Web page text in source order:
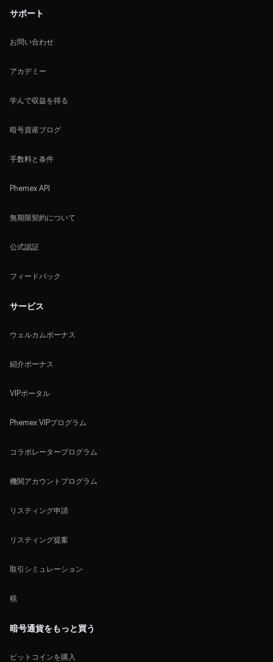
サポート
お問い合わせ
アカデミー
学んで収益を得る
暗号資産ブログ
手数料と条件
Phemex API
無期限契約について
公式認証
フィードバック
サービス
ウェルカムボーナス
紹介ボーナス
VIPポータル
Phemex VIPプログラム
コラボレータープログラム
機関アカウントプログラム
リスティング申請
リスティング提案
取引シミュレーション
税
暗号通貨をもっと買う
ビットコインを購入